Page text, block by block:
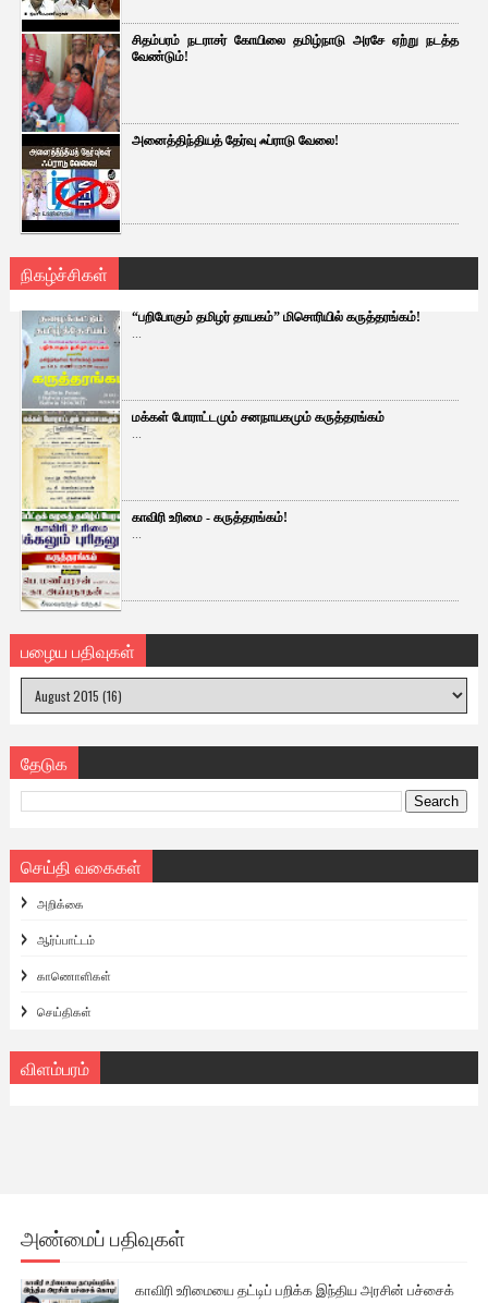
சிதம்பரம் நடராசர் கோயிலை தமிழ்நாடு அரசே ஏற்று நடத்த
வேண்டும்!
அனைத்திந்தியத் தேர்வு ஃப்ராடு வேலை!
நிகழ்ச்சிகள்
“பறிபோகும் தமிழர் தாயகம்” மிசொரியில் கருத்தரங்கம்!
...
மக்கள் போராட்டமும் சனநாயகமும் கருத்தரங்கம்
...
காவிரி உரிமை - கருத்தரங்கம்!
...
பழைய பதிவுகள்
தேடுக
செய்தி வகைகள்
அறிக்கை
ஆர்ப்பாட்டம்
காணொளிகள்
செய்திகள்
விளம்பரம்
அண்மைப் பதிவுகள்
காவிரி உரிமையை தட்டிப் பறிக்க இந்திய அரசின் பச்சைக்